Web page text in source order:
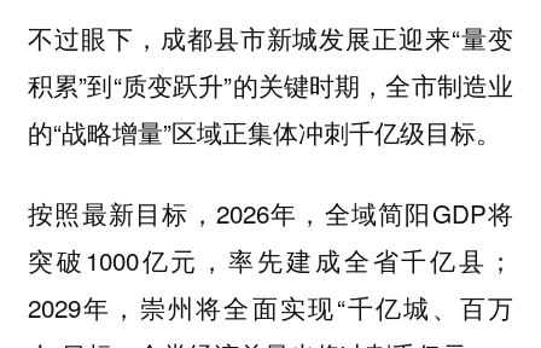
不过眼下，成都县市新城发展正迎来“量变
积累”到“质变跃升”的关键时期，全市制造业
的“战略增量”区域正集体冲刺千亿级目标。
按照最新目标，2026年，全域简阳GDP将
突破1000亿元，率先建成全省千亿县；
2029年，崇州将全面实现“千亿城、百万